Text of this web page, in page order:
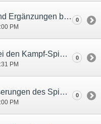
[dev1215] Anpassungen und Ergänzungen bei der Synthese
PM
0
[dev1214] Anpassungen bei den Kampf-Spielinhalten
PM
0
[dev1213] Weitere Verbesserungen des Spielsystems
PM
0